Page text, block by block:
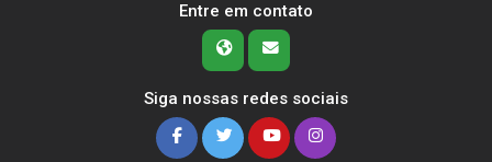
Entre em contato
Siga nossas redes sociais